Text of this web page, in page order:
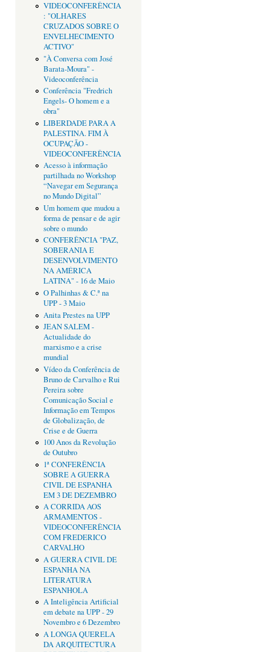
VIDEOCONFERÊNCIA
: "OLHARES
CRUZADOS SOBRE O
ENVELHECIMENTO
ACTIVO"
"À Conversa com José
Barata-Moura" -
Videoconferência
Conferência "Fredrich
Engels- O homem e a
obra"
LIBERDADE PARA A
PALESTINA. FIM À
OCUPAÇÃO -
VIDEOCONFERÊNCIA
Acesso à informação
partilhada no Workshop
“Navegar em Segurança
no Mundo Digital”
Um homem que mudou a
forma de pensar e de agir
sobre o mundo
CONFERÊNCIA "PAZ,
SOBERANIA E
DESENVOLVIMENTO
NA AMÉRICA
LATINA" - 16 de Maio
O Palhinhas & C.ª na
UPP - 3 Maio
Anita Prestes na UPP
JEAN SALEM -
Actualidade do
marxismo e a crise
mundial
Vídeo da Conferência de
Bruno de Carvalho e Rui
Pereira sobre
Comunicação Social e
Informação em Tempos
de Globalização, de
Crise e de Guerra
100 Anos da Revolução
de Outubro
1ª CONFERÊNCIA
SOBRE A GUERRA
CIVIL DE ESPANHA
EM 3 DE DEZEMBRO
A CORRIDA AOS
ARMAMENTOS -
VIDEOCONFERÊNCIA
COM FREDERICO
CARVALHO
A GUERRA CIVIL DE
ESPANHA NA
LITERATURA
ESPANHOLA
A Inteligência Artificial
em debate na UPP - 29
Novembro e 6 Dezembro
A LONGA QUERELA
DA ARQUITECTURA